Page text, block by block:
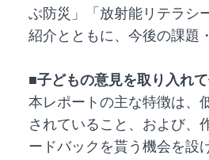
ぶ防災」「放射能リテラシ
紹介とともに、今後の課題
■子どもの意見を取り入れ
本レポートの主な特徴は、
されていること、および、
ードバックを貰う機会を設